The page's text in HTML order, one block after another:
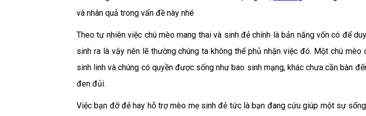
và nhân quả trong vấn đề này nhé
Theo tự nhiên việc chú mèo mang thai và sinh đẻ chính là bản năng vốn có để
sinh ra là vậy nên lẽ thường chúng ta không thể phủ nhận việc đó. Một chú
sinh linh và chúng có quyền được sống như bao sinh mạng, khác chưa cần bàn
đen đủi.
Việc bạn đỡ đẻ hay hỗ trợ mèo mẹ sinh đẻ tức là bạn đang cứu giúp một sự